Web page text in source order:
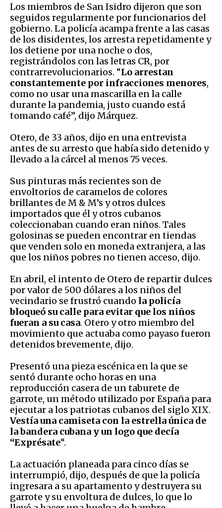
Los miembros de San Isidro dijeron que son
seguidos regularmente por funcionarios del
gobierno. La policía acampa frente a las casas
de los disidentes, los arresta repetidamente y
los detiene por una noche o dos,
registrándolos con las letras CR, por
contrarrevolucionarios. “Lo arrestan
constantemente por infracciones menores,
como no usar una mascarilla en la calle
durante la pandemia, justo cuando está
tomando café”, dijo Márquez.
Otero, de 33 años, dijo en una entrevista
antes de su arresto que había sido detenido y
llevado a la cárcel al menos 75 veces.
Sus pinturas más recientes son de
envoltorios de caramelos de colores
brillantes de M & M’s y otros dulces
importados que él y otros cubanos
coleccionaban cuando eran niños. Tales
golosinas se pueden encontrar en tiendas
que venden solo en moneda extranjera, a las
que los niños pobres no tienen acceso, dijo.
En abril, el intento de Otero de repartir dulces
por valor de 500 dólares a los niños del
vecindario se frustró cuando la policía
bloqueó su calle para evitar que los niños
fueran a su casa. Otero y otro miembro del
movimiento que actuaba como payaso fueron
detenidos brevemente, dijo.
Presentó una pieza escénica en la que se
sentó durante ocho horas en una
reproducción casera de un taburete de
garrote, un método utilizado por España para
ejecutar a los patriotas cubanos del siglo XIX.
Vestía una camiseta con la estrella única de
la bandera cubana y un logo que decía
“Exprésate“.
La actuación planeada para cinco días se
interrumpió, dijo, después de que la policía
ingresara a su apartamento y destruyera su
garrote y su envoltura de dulces, lo que lo